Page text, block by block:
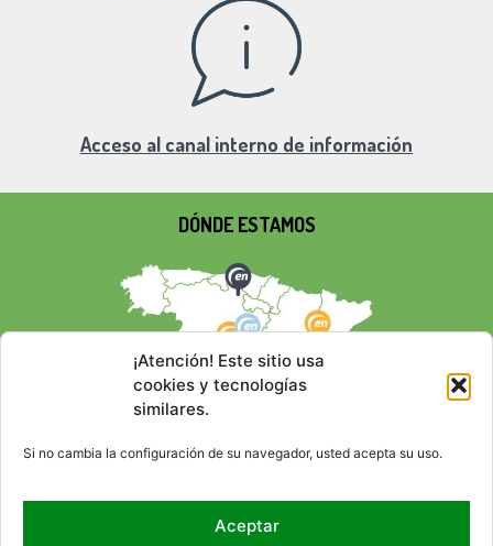
¡Atención! Este sitio usa
cookies y tecnologías
similares.
Si no cambia la configuración de su navegador, usted acepta su uso.
Aceptar
Acceso al canal interno de información
DÓNDE ESTAMOS
REDES SOCIALES